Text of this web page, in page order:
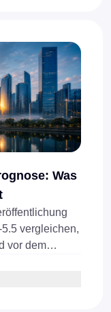
Was
vergleichen,
vor dem
testen.